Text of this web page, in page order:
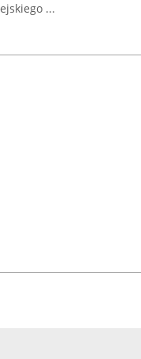
...